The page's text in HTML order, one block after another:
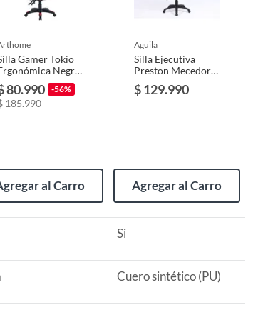
arthome
Gamer Tokio
Negro
y Roja Reclinable
80.990 -56%
185.990
al Carro
aguila
Silla Ejecutiva
Preston Mecedora
y con Orificios de
Ventilación de
$ 129.990
Agregar al Carro
Si
Cuero sintético (PU)